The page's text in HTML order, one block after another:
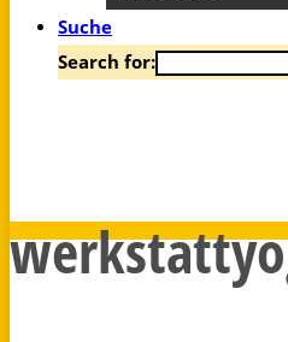
Suche
Search for: